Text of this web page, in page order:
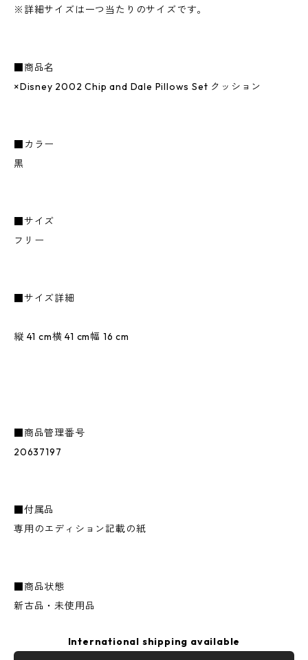
※詳細サイズは一つ当たりのサイズです。
■商品名
×Disney 2002 Chip and Dale Pillows Set クッション
■カラー
黒
■サイズ
フリー
■サイズ詳細
縦 41 cm横 41 cm幅 16 cm
■商品管理番号
20637197
■付属品
専用のエディション記載の紙
■商品状態
新古品・未使用品
International shipping available